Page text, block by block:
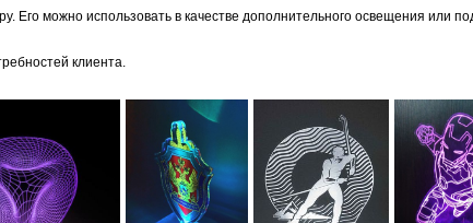
можно использовать в качестве дополнительного освещения или
клиента.